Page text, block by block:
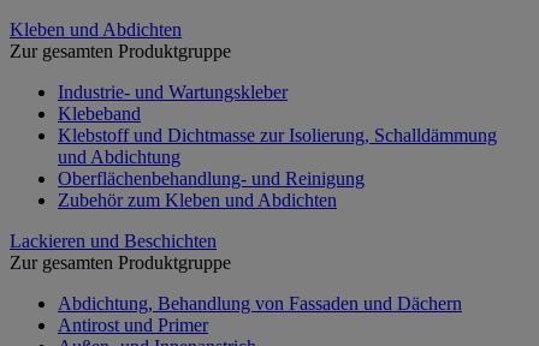
Kleben und Abdichten
Zur gesamten Produktgruppe
Industrie- und Wartungskleber
Klebeband
Klebstoff und Dichtmasse zur Isolierung, Schalldämmung
und Abdichtung
Oberflächenbehandlung- und Reinigung
Zubehör zum Kleben und Abdichten
Lackieren und Beschichten
Zur gesamten Produktgruppe
Abdichtung, Behandlung von Fassaden und Dächern
Antirost und Primer